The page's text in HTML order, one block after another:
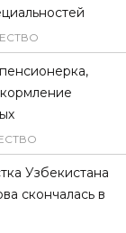
Узбекистана
скончалась в